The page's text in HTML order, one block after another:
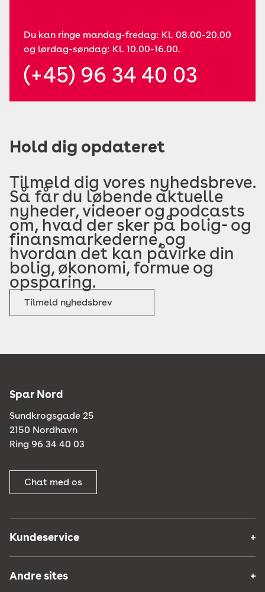
Du kan ringe mandag-fredag: Kl. 08.00-20.00
og lørdag-søndag: Kl. 10.00-16.00.
(+45) 96 34 40 03
Hold dig opdateret
Tilmeld dig vores nyhedsbreve.
Så får du løbende aktuelle
nyheder, videoer og podcasts
om, hvad der sker på bolig- og
finansmarkederne, og
hvordan det kan påvirke din
bolig, økonomi, formue og
opsparing.
Tilmeld nyhedsbrev
Spar Nord
Sundkrogsgade 25
2150 Nordhavn
Ring 96 34 40 03
Chat med os
Kundeservice
Andre sites